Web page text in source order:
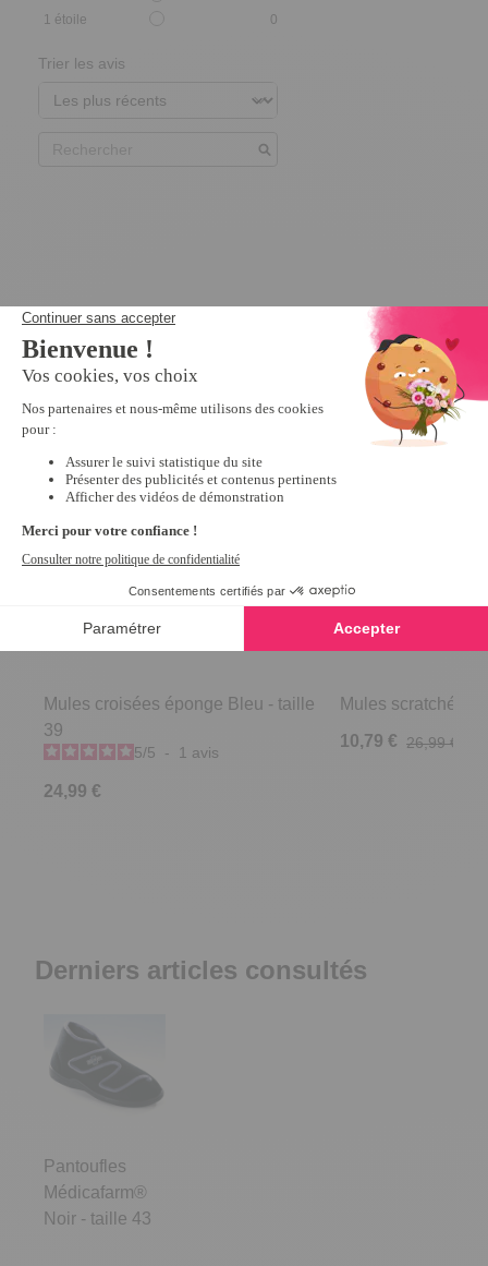
1 étoile 0
Trier les avis
Nous vous recommandons
Mules croisées éponge Bleu - taille
39
5/5 - 1 avis
24,99 €
Promo
Mules scratchées
10,79 € 26,99 €
Derniers articles consultés
Pantoufles
Médicafarm®
Noir - taille 43